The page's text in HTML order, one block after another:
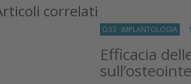
correlati
O33 IMPLANTOLOGIA
Efficacia